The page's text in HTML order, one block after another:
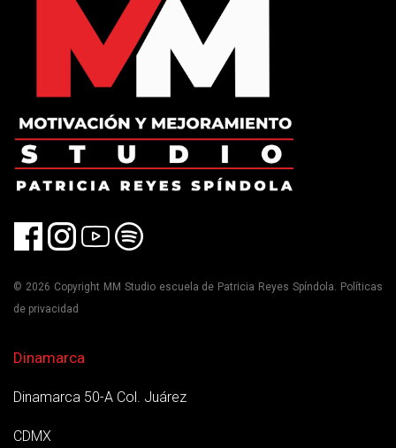
© 2026 Copyright MM Studio escuela de Patricia Reyes Spíndola. Políticas
de privacidad
Dinamarca
Dinamarca 50-A Col. Juárez
CDMX